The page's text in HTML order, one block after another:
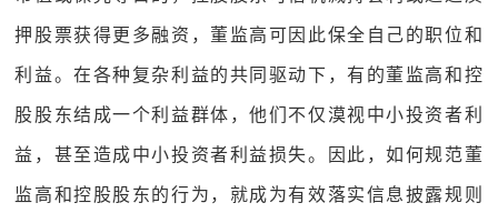
押股票获得更多融资，董监高可因此保全自己的职位和
利益。在各种复杂利益的共同驱动下，有的董监高和控
股股东结成一个利益群体，他们不仅漠视中小投资者利
益，甚至造成中小投资者利益损失。因此，如何规范董
监高和控股股东的行为，就成为有效落实信息披露规则